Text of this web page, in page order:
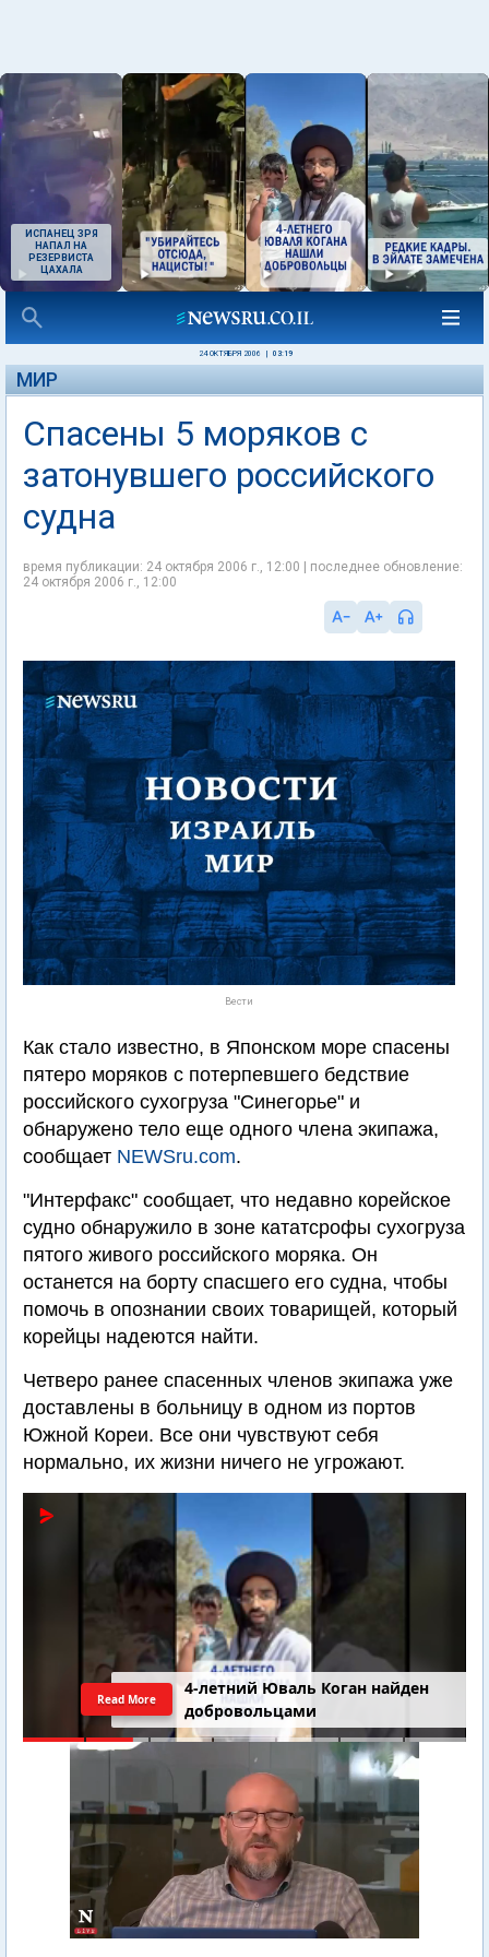
ИСПАНЕЦ ЗРЯ
НАПАЛ НА
РЕЗЕРВИСТА
ЦАХАЛА
24 ОКТЯБРЯ 2006 03:19
МИР
Спасены 5 моряков с
затонувшего российского
судна
время публикации: 24 октября 2006 г., 12:00 | последнее обновление:
24 октября 2006 г., 12:00
Вести
Как стало известно, в Японском море спасены
пятеро моряков с потерпевшего бедствие
российского сухогруза "Синегорье" и
обнаружено тело еще одного члена экипажа,
сообщает NEWSru.com.
"Интерфакс" сообщает, что недавно корейское
судно обнаружило в зоне кататсрофы сухогруза
пятого живого российского моряка. Он
останется на борту спасшего его судна, чтобы
помочь в опознании своих товарищей, который
корейцы надеются найти.
Четверо ранее спасенных членов экипажа уже
доставлены в больницу в одном из портов
Южной Кореи. Все они чувствуют себя
нормально, их жизни ничего не угрожают.
4-летний Юваль Коган найден
добровольцами
Read More